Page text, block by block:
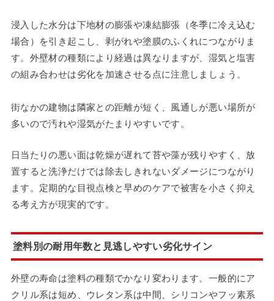
浸入した水分は下地材の膨張や凍結膨張（冬季に冷え込む
場合）を引き起こし、剥がれや塗膜のふくれにつながりま
す。外壁材の種類により経過は異なりますが、湿気と塩害
の組み合わせは劣化を加速させる点に注意しましょう。
街なかの建物は隣家との距離が短く、風通しが悪い場所が
多いので汚れや湿気がたまりやすいです。
日当たりの悪い面は乾燥が遅れて苔や藻が残りやすく、放
置すると洗浄だけでは除去しきれないダメージにつながり
ます。定期的な目視点検と早めのケアで被害を小さく抑え
る考え方が現実的です。
塗料別の耐用年数と見逃しやすい劣化サイン
外壁の寿命は塗料の種類でかなり変わります。一般的にア
クリル系は短め、ウレタン系は中間、シリコンやフッ素系